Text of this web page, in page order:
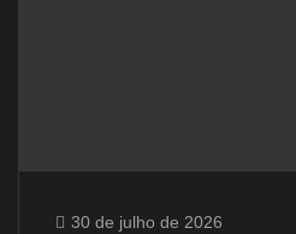
30 de julho de 2026